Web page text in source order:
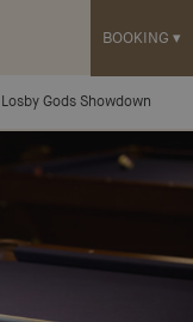
BOOKING ▾
Losby Gods Showdown